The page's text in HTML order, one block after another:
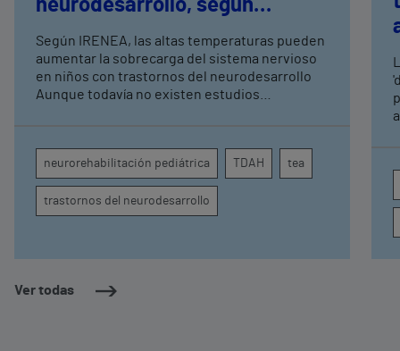
Ver todas
neurodesarrollo, según
expertos en
neurorrehabilitación
pediátrica de Vithas
Según IRENEA, las altas temperaturas pueden
aumentar la sobrecarga del sistema nervioso
en niños con trastornos del neurodesarrollo
Aunque todavía no existen estudios
atención, la regulación emocional y la
conducta
neurorehabilitación pediátrica TDAH tea
trastornos del neurodesarrollo